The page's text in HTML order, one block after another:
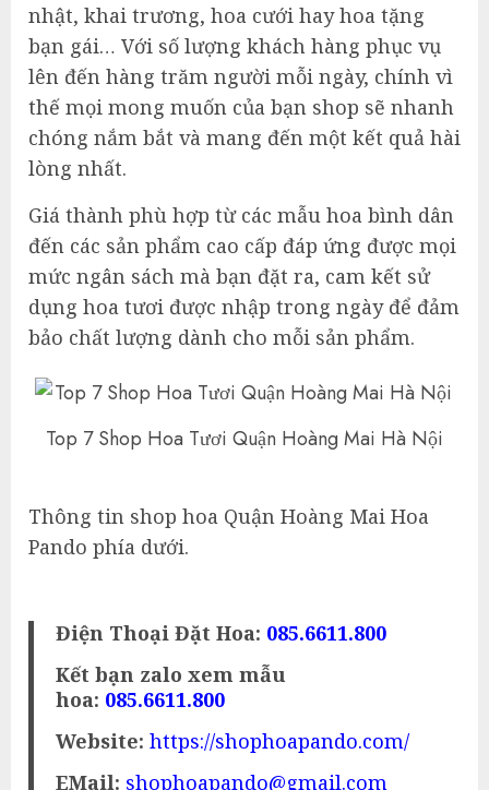
nhật, khai trương, hoa cưới hay hoa tặng
bạn gái… Với số lượng khách hàng phục vụ
lên đến hàng trăm người mỗi ngày, chính vì
thế mọi mong muốn của bạn shop sẽ nhanh
chóng nắm bắt và mang đến một kết quả hài
lòng nhất.
Giá thành phù hợp từ các mẫu hoa bình dân
đến các sản phẩm cao cấp đáp ứng được mọi
mức ngân sách mà bạn đặt ra, cam kết sử
dụng hoa tươi được nhập trong ngày để đảm
bảo chất lượng dành cho mỗi sản phẩm.
Top 7 Shop Hoa Tươi Quận Hoàng Mai Hà Nội
Thông tin shop hoa Quận Hoàng Mai Hoa
Pando phía dưới.
Điện Thoại Đặt Hoa: 085.6611.800
Kết bạn zalo xem mẫu
hoa: 085.6611.800
Website:https://shophoapando.com/
EMail: shophoapando@gmail.com